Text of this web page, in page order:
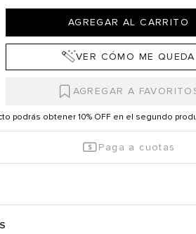
AGREGAR AL CARRITO
VER CÓMO ME QUEDA
podrás obtener 10% OFF en el segundo
Paga a cuotas